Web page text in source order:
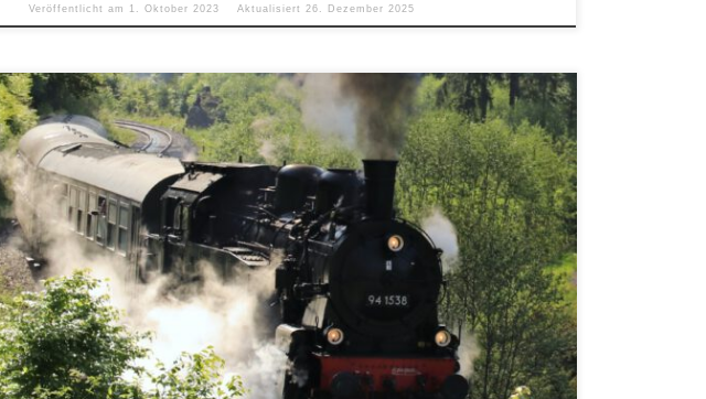
Veröffentlicht am 1. Oktober 2023 Aktualisiert 26. Dezember 2025
Weitere Infos zur BR 94 1538 gibts hier ->